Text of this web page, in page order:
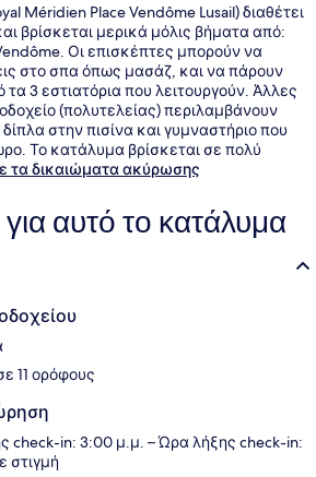
Méridien Place Vendôme Lusail) διαθέτει
βρίσκεται μερικά μόλις βήματα από:
Οι επισκέπτες μπορούν να
στο σπα όπως μασάζ, και να πάρουν
3 εστιατόρια που λειτουργούν. Άλλες
(πολυτελείας) περιλαμβάνουν
στην πισίνα και γυμναστήριο που
Το κατάλυμα βρίσκεται σε πολύ
από τα μέσα μαζικής μεταφοράς: το
σημείο επιβίβασης Ταρφάτ - Νότιος
9 λεπτών.
τα δικαιώματα ακύρωσης
αυτό το κατάλυμα
11 ορόφους
check-in: 3:00 μ.μ. – Ώρα λήξης check-in:
στιγμή